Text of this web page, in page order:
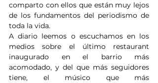
comparto con ellos que están muy lejos
de los fundamentos del periodismo de
toda la vida.
A diario leemos o escuchamos en los
medios sobre el último restaurant
inaugurado en el barrio más
acomodado, y del que más seguidores
tiene, el músico que más